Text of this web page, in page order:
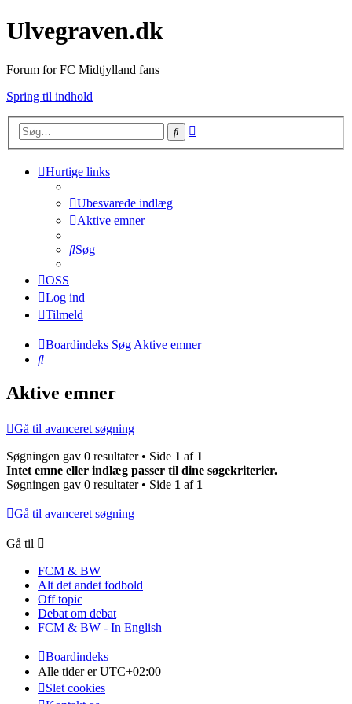
Ulvegraven.dk
Forum for FC Midtjylland fans
Spring til indhold
Søg
Hurtige links
Ubesvarede indlæg
Aktive emner
Søg
OSS
Log ind
Tilmeld
Boardindeks SøgAktive emner
Søg
Aktive emner
Gå til avanceret søgning
Søgningen gav 0 resultater • Side 1 af 1
Intet emne eller indlæg passer til dine søgekriterier.
Søgningen gav 0 resultater • Side 1 af 1
Gå til avanceret søgning
Gå til
FCM & BW
Alt det andet fodbold
Off topic
Debat om debat
FCM & BW - In English
Boardindeks
Alle tider erUTC+02:00
Slet cookies